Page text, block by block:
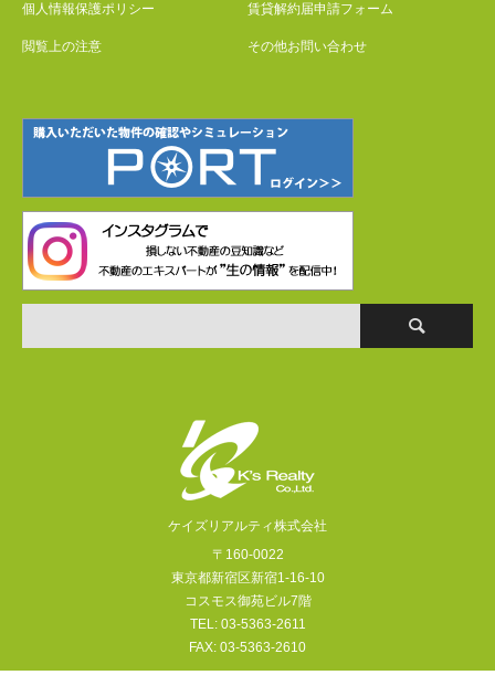
個人情報保護ポリシー
閲覧上の注意
賃貸解約届申請フォーム
その他お問い合わせ
ケイズリアルティ株式会社
〒160-0022
東京都新宿区新宿1-16-10
コスモス御苑ビル7階
TEL: 03-5363-2611
FAX: 03-5363-2610